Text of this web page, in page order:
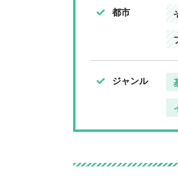
都市
ジャンル